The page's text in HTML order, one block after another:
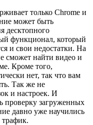
только Chrome и
может быть
десктопного
функционал, который
и свои недостатки. На
сможет найти видео и
Кроме того,
нет, так что вам
Так же не
и настроек. И
проверку загруженных
давно уже научились
трафик.